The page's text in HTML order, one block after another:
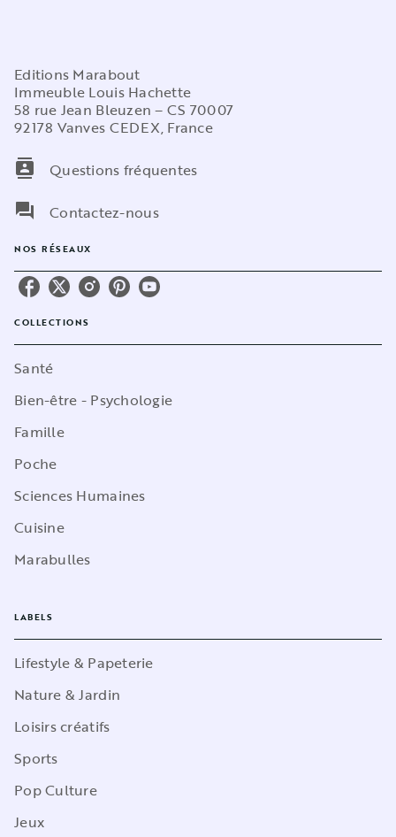
Editions Marabout
Immeuble Louis Hachette
58 rue Jean Bleuzen – CS 70007
92178 Vanves CEDEX, France
contacts
Questions fréquentes
question_answer
Contactez-nous
NOS RÉSEAUX
COLLECTIONS
Santé
Bien-être - Psychologie
Famille
Poche
Sciences Humaines
Cuisine
Marabulles
LABELS
Lifestyle & Papeterie
Nature & Jardin
Loisirs créatifs
Sports
Pop Culture
Jeux